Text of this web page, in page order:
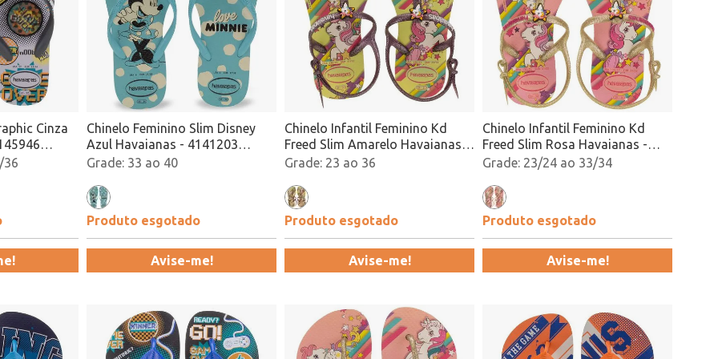
Cinza
36
Chinelo Feminino Slim Disney
Azul Havaianas - 4141203
Atacado33 ao 40
Produto esgotado
Avise-me!
Chinelo Infantil Feminino Kd
Freed Slim Amarelo Havaianas -
4144882 Atacado
23 ao 36
Produto esgotado
Avise-me!
Chinelo Infantil Feminino Kd
Freed Slim Rosa Havaianas -
4144882 Atacado
23/24 ao 33/34
Produto esgotado
Avise-me!